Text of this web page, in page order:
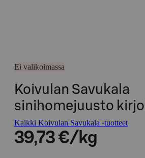
Ei valikoimassa
Koivulan Savukala
sinihomejuusto
Kaikki Koivulan Savukala -tuotteet
39,73 €/kg